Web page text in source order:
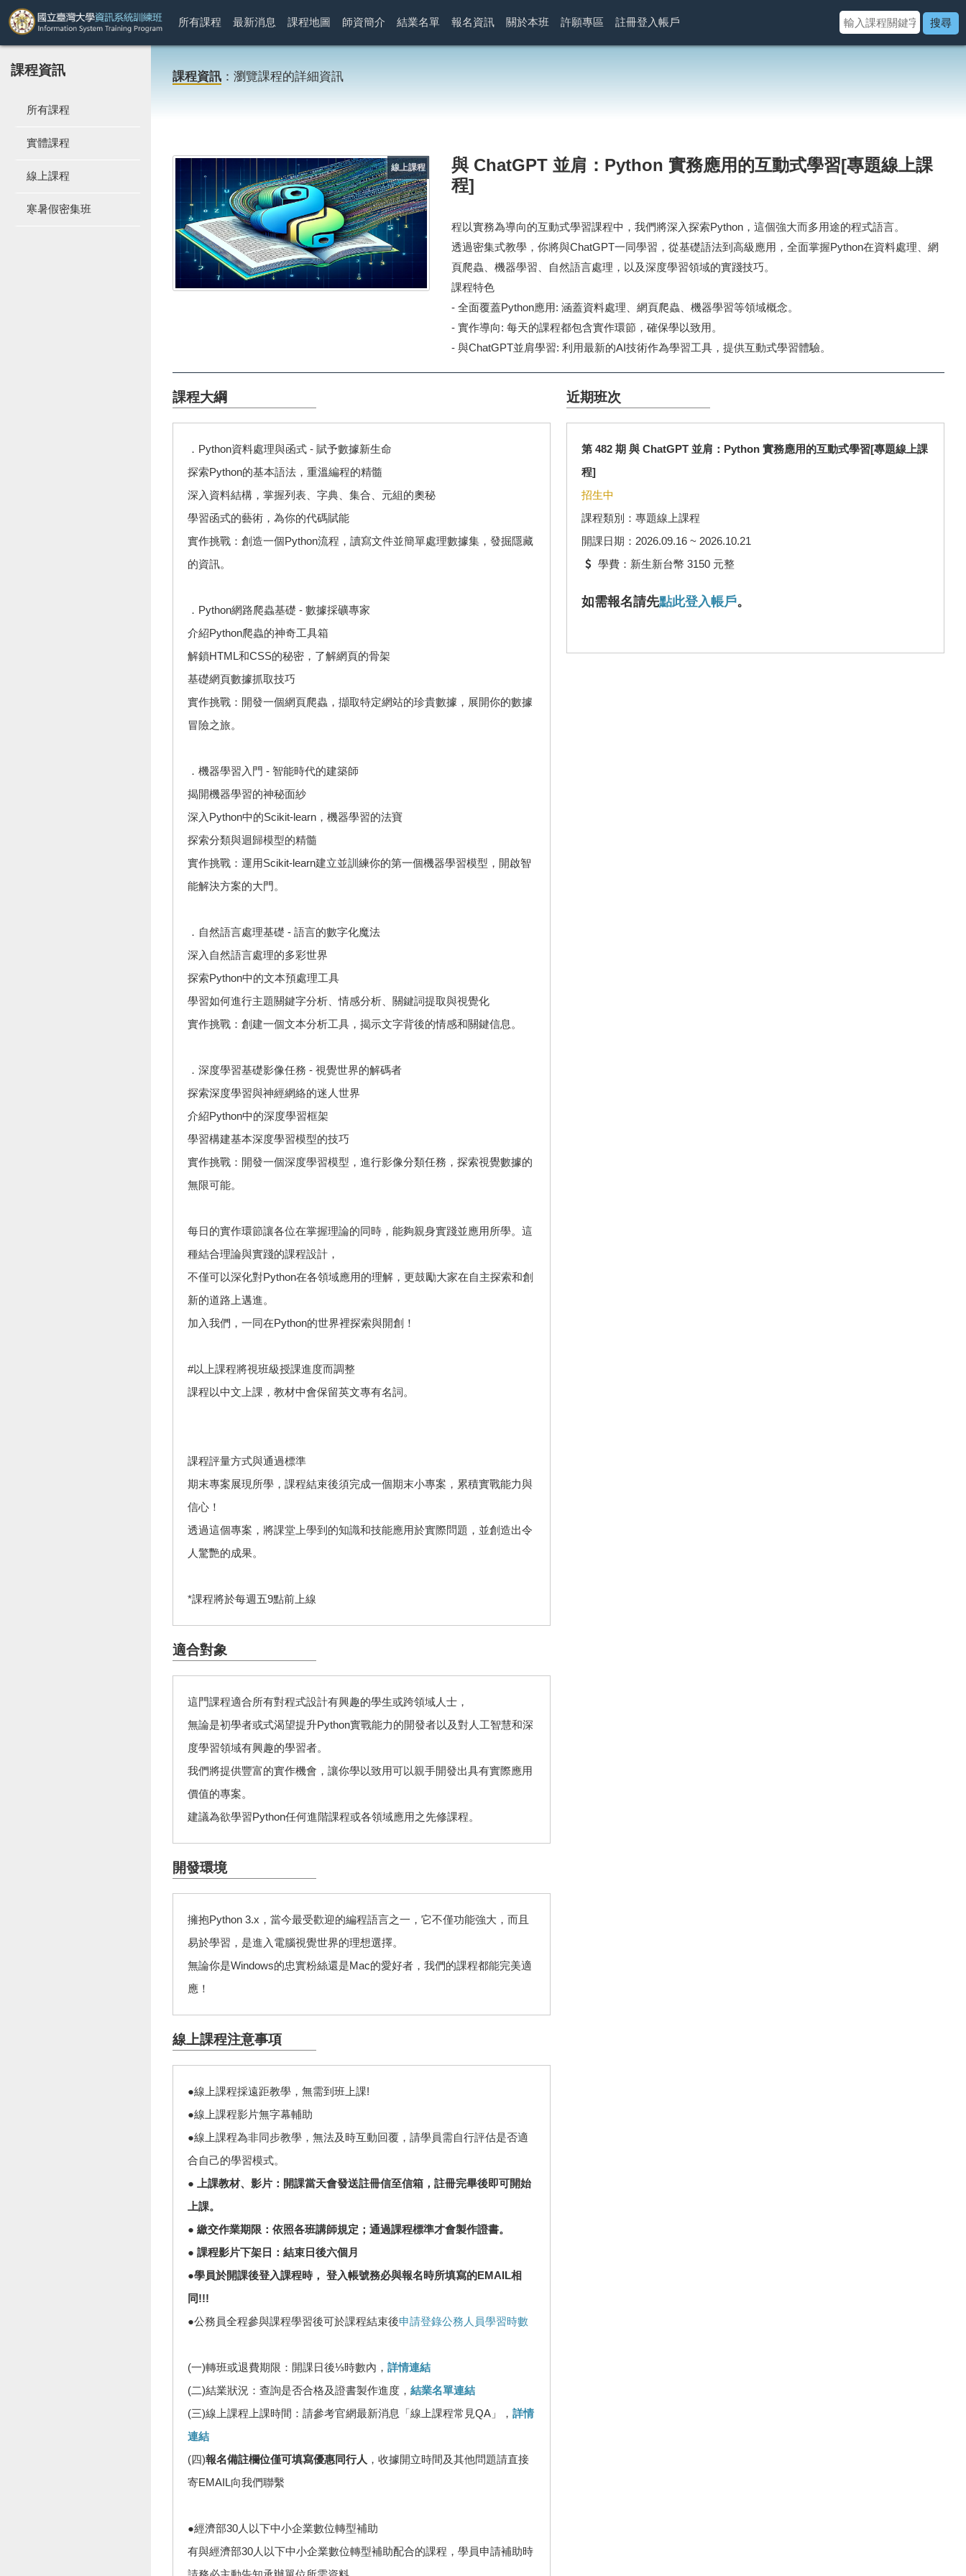
所有課程 最新消息 課程地圖 師資簡介 結業名單 報名資訊 關於本班 許願專區 註冊登入帳戶 搜尋
課程資訊
所有課程
實體課程
線上課程
寒暑假密集班
課程資訊 ：瀏覽課程的詳細資訊
線上課程
與 ChatGPT 並肩：Python 實務應用的互動式學習[專題線上課
程]
程以實務為導向的互動式學習課程中，我們將深入探索Python，這個強大而多用途的程式語言。
透過密集式教學，你將與ChatGPT一同學習，從基礎語法到高級應用，全面掌握Python在資料處理、網
頁爬蟲、機器學習、自然語言處理，以及深度學習領域的實踐技巧。
課程特色
- 全面覆蓋Python應用: 涵蓋資料處理、網頁爬蟲、機器學習等領域概念。
- 實作導向: 每天的課程都包含實作環節，確保學以致用。
- 與ChatGPT並肩學習: 利用最新的AI技術作為學習工具，提供互動式學習體驗。
課程大綱
．Python資料處理與函式 - 賦予數據新生命
探索Python的基本語法，重溫編程的精髓
深入資料結構，掌握列表、字典、集合、元組的奧秘
學習函式的藝術，為你的代碼賦能
實作挑戰：創造一個Python流程，讀寫文件並簡單處理數據集，發掘隱藏
的資訊。
．Python網路爬蟲基礎 - 數據採礦專家
介紹Python爬蟲的神奇工具箱
解鎖HTML和CSS的秘密，了解網頁的骨架
基礎網頁數據抓取技巧
實作挑戰：開發一個網頁爬蟲，擷取特定網站的珍貴數據，展開你的數據
冒險之旅。
．機器學習入門 - 智能時代的建築師
揭開機器學習的神秘面紗
深入Python中的Scikit-learn，機器學習的法寶
探索分類與迴歸模型的精髓
實作挑戰：運用Scikit-learn建立並訓練你的第一個機器學習模型，開啟智
能解決方案的大門。
．自然語言處理基礎 - 語言的數字化魔法
深入自然語言處理的多彩世界
探索Python中的文本預處理工具
學習如何進行主題關鍵字分析、情感分析、關鍵詞提取與視覺化
實作挑戰：創建一個文本分析工具，揭示文字背後的情感和關鍵信息。
．深度學習基礎影像任務 - 視覺世界的解碼者
探索深度學習與神經網絡的迷人世界
介紹Python中的深度學習框架
學習構建基本深度學習模型的技巧
實作挑戰：開發一個深度學習模型，進行影像分類任務，探索視覺數據的
無限可能。
每日的實作環節讓各位在掌握理論的同時，能夠親身實踐並應用所學。這
種結合理論與實踐的課程設計，
不僅可以深化對Python在各領域應用的理解，更鼓勵大家在自主探索和創
新的道路上邁進。
加入我們，一同在Python的世界裡探索與開創！
#以上課程將視班級授課進度而調整
課程以中文上課，教材中會保留英文專有名詞。
課程評量方式與通過標準
期末專案展現所學，課程結束後須完成一個期末小專案，累積實戰能力與
信心！
透過這個專案，將課堂上學到的知識和技能應用於實際問題，並創造出令
人驚艷的成果。
*課程將於每週五9點前上線
適合對象
這門課程適合所有對程式設計有興趣的學生或跨領域人士，
無論是初學者或式渴望提升Python實戰能力的開發者以及對人工智慧和深
度學習領域有興趣的學習者。
我們將提供豐富的實作機會，讓你學以致用可以親手開發出具有實際應用
價值的專案。
建議為欲學習Python任何進階課程或各領域應用之先修課程。
開發環境
擁抱Python 3.x，當今最受歡迎的編程語言之一，它不僅功能強大，而且
易於學習，是進入電腦視覺世界的理想選擇。
無論你是Windows的忠實粉絲還是Mac的愛好者，我們的課程都能完美適
應！
線上課程注意事項
●線上課程採遠距教學，無需到班上課!
●線上課程影片無字幕輔助
●線上課程為非同步教學，無法及時互動回覆，請學員需自行評估是否適
合自己的學習模式。
● 上課教材、影片：開課當天會發送註冊信至信箱，註冊完畢後即可開始
上課。
● 繳交作業期限：依照各班講師規定；通過課程標準才會製作證書。
● 課程影片下架日：結束日後六個月
●學員於開課後登入課程時， 登入帳號務必與報名時所填寫的EMAIL相
同!!!
●公務員全程參與課程學習後可於課程結束後申請登錄公務人員學習時數
(一)轉班或退費期限：開課日後⅓時數內， 詳情連結
(二)結業狀況：查詢是否合格及證書製作進度， 結業名單連結
(三)線上課程上課時間：請參考官網最新消息「線上課程常見QA」， 詳情
連結
(四)報名備註欄位僅可填寫優惠同行人 ，收據開立時間及其他問題請直接
寄EMAIL向我們聯繫
●經濟部30人以下中小企業數位轉型補助
有與經濟部30人以下中小企業數位轉型補助配合的課程，學員申請補助時
近期班次
第 482 期 與 ChatGPT 並肩：Python 實務應用的互動式學習[專題線上課
程]
招生中
課程類別：專題線上課程
開課日期：2026.09.16 ~ 2026.10.21
學費：新生新台幣 3150 元整
如需報名請先點此登入帳戶。